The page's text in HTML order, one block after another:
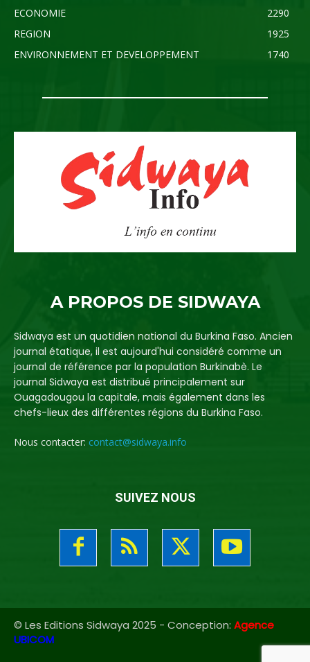
ECONOMIE
2290
REGION
1925
ENVIRONNEMENT ET DEVELOPPEMENT
1740
A PROPOS DE SIDWAYA
Sidwaya est un quotidien national du Burkina Faso. Ancien
journal étatique, il est aujourd'hui considéré comme un
journal de référence par la population Burkinabè. Le
journal Sidwaya est distribué principalement sur
Ouagadougou la capitale, mais également dans les
chefs-lieux des différentes régions du Burkina Faso.
Nous contacter: contact@sidwaya.info
SUIVEZ NOUS
© Les Editions Sidwaya 2025 - Conception: Agence
UBICOM